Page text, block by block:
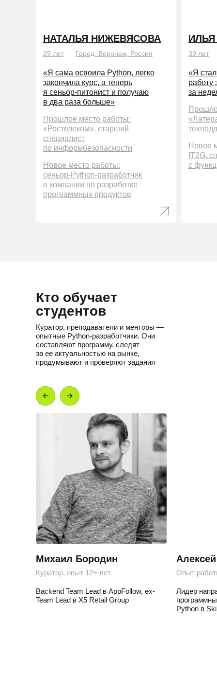
«Я сама освоила Python, легко
закончила курс, а теперь
я сеньор-питонист и получаю
в два раза больше»
Город: Воронеж, Россия
Прошлое место работы:
«Ростелеком», старший
специалист
по информбезопасности
29 лет
Новое место работы:
сеньор-Python-разработчик
в компании по разработке
программных продуктов
НАТАЛЬЯ НИЖЕВЯСОВА
«Я
работу
за
39 лет
Новое
IT2G,
с
Кто обучает
студентов
Куратор, преподаватели и менторы —
опытные Python-разработчики. Они
составляют программу, следят
за ее актуальностью на рынке,
продумывают и проверяют задания
Михаил Бородин
Куратор, опыт 12+ лет
Backend Team Lead в AppFollow, ex-
Team Lead в X5 Retail Group
Опыт
Лидер
Python в